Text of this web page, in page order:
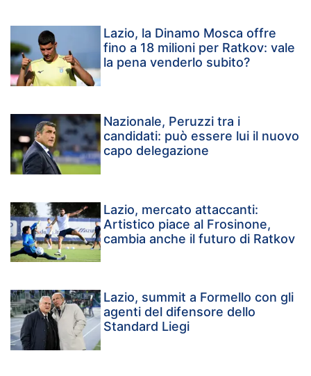
Lazio, la Dinamo Mosca offre
fino a 18 milioni per Ratkov: vale
la pena venderlo subito?
Nazionale, Peruzzi tra i
candidati: può essere lui il nuovo
capo delegazione
Lazio, mercato attaccanti:
Artistico piace al Frosinone,
cambia anche il futuro di Ratkov
Lazio, summit a Formello con gli
agenti del difensore dello
Standard Liegi